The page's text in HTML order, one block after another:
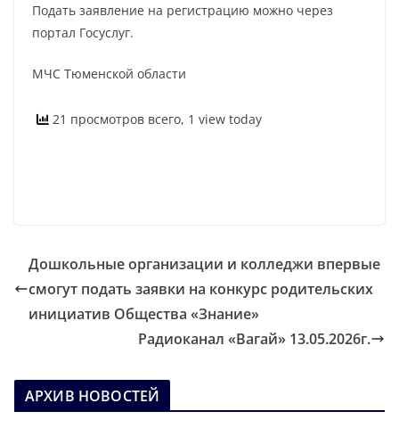
Подать заявление на регистрацию можно через
портал Госуслуг.
МЧС Тюменской области
21 просмотров всего, 1 view today
Дошкольные организации и колледжи впервые
смогут подать заявки на конкурс родительских
инициатив Общества «Знание»
Радиоканал «Вагай» 13.05.2026г.
АРХИВ НОВОСТЕЙ